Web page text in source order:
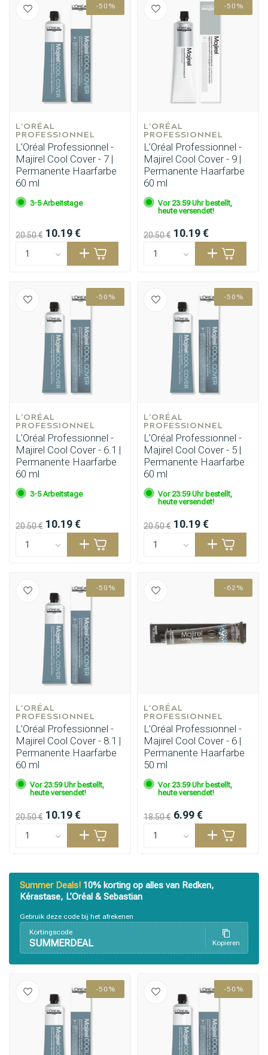
Stylingprodukte
-50%
L'ORÉAL
PROFESSIONNEL
L’Oréal Professionnel -
Majirel Cool Cover - 7 |
Permanente Haarfarbe
60 ml
3-5 Arbeitstage
20.50 € 10.19 €
-50%
L'ORÉAL
PROFESSIONNEL
L’Oréal Professionnel -
Majirel Cool Cover - 9 |
Permanente Haarfarbe
60 ml
Vor 23:59 Uhr bestellt,
heute versendet!
20.50 € 10.19 €
-50%
L'ORÉAL
PROFESSIONNEL
L’Oréal Professionnel -
Majirel Cool Cover - 6.1 |
Permanente Haarfarbe
60 ml
3-5 Arbeitstage
20.50 € 10.19 €
-50%
L'ORÉAL
PROFESSIONNEL
L’Oréal Professionnel -
Majirel Cool Cover - 5 |
Permanente Haarfarbe
60 ml
Vor 23:59 Uhr bestellt,
heute versendet!
20.50 € 10.19 €
-50%
L'ORÉAL
PROFESSIONNEL
L’Oréal Professionnel -
Majirel Cool Cover - 8.1 |
Permanente Haarfarbe
60 ml
Vor 23:59 Uhr bestellt,
heute versendet!
20.50 € 10.19 €
-62%
L'ORÉAL
PROFESSIONNEL
L’Oréal Professionnel -
Majirel Cool Cover - 6 |
Permanente Haarfarbe
50 ml
Vor 23:59 Uhr bestellt,
heute versendet!
18.50 € 6.99 €
Summer Deals! 10% korting op alles van Redken,
Kérastase, L’Oréal & Sebastian
Gebruik deze code bij het afrekenen
Kortingscode
SUMMERDEAL Kopieren
-50% -50%